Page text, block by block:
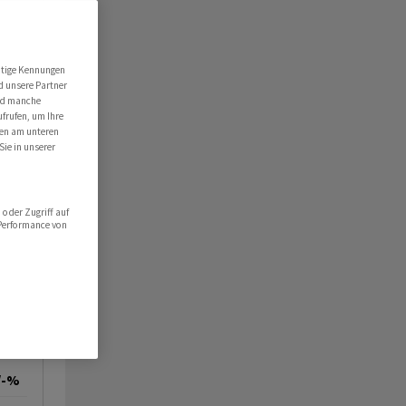
%
Kennungen
unsere Partner
manche
um Ihre
am unteren
in unserer
oder Zugriff auf
von